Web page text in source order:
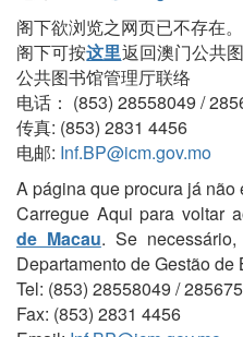
阁下欲浏览之网页已不存在。
阁下可按这里返回澳门公共
公共图书馆管理厅联络
电话： (853) 28558049 /
传真: (853) 2831 4456
电邮: Inf.BP@icm.gov.mo
A página que procura já não
Carregue Aqui para voltar
de Macau. Se
Departamento de Gestão
Tel: (853) 28558049 /
Fax: (853) 2831 4456